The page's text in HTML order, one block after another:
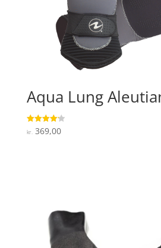
Aqua Lung
Vurderet
4.2
kr.369,00